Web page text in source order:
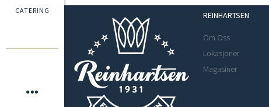
CATERING REINHARTSEN
Om Oss
Lokasjoner
Magasiner